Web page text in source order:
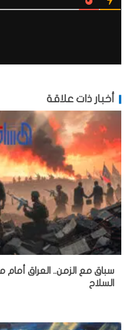
أخبار ذات علاقة
السلاح